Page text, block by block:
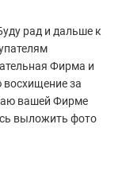
рад и дальше к
Фирма и
за
вашей Фирме
выложить фото